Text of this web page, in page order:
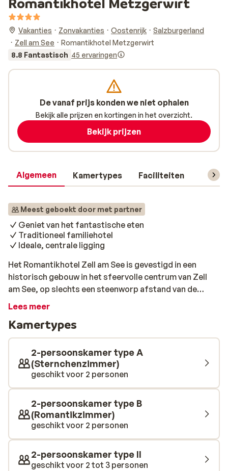
Vakanties Zonvakanties Oostenrijk
Salzburgerland
Zell am See
Romantikhotel Metzgerwirt
8.8 Fantastisch 45 ervaringen
Algemeen Kamertypes Faciliteiten
Meest geboekt door met partner
Geniet van het fantastische eten
Traditioneel familiehotel
Ideale, centrale ligging
Het Romantikhotel Zell am See is gevestigd in een
historisch gebouw in het sfeervolle centrum van Zell
am See, op slechts een steenworp afstand van de
Zeller See. Geniet van de prachtige kamers en suites en
spa beschikt over een sauna, een stoombad, een hot
tub en een infraroodcabine. Het restaurant van het
Metzgerwirt serveert Oostenrijkse en internationale
gerechten, met veel seizoensgebonden en regionale
specialiteiten en biologische producten.
Lees meer
Kamertypes
2-persoonskamer type A
(Sternchenzimmer)
geschikt voor 2 personen
2-persoonskamer type B
(Romantikzimmer)
geschikt voor 2 personen
2-persoonskamer type II
geschikt voor 2 tot 3 personen
De vanaf prijs konden we niet ophalen
Bekijk alle prijzen en kortingen in het overzicht.
Bekijk prijzen